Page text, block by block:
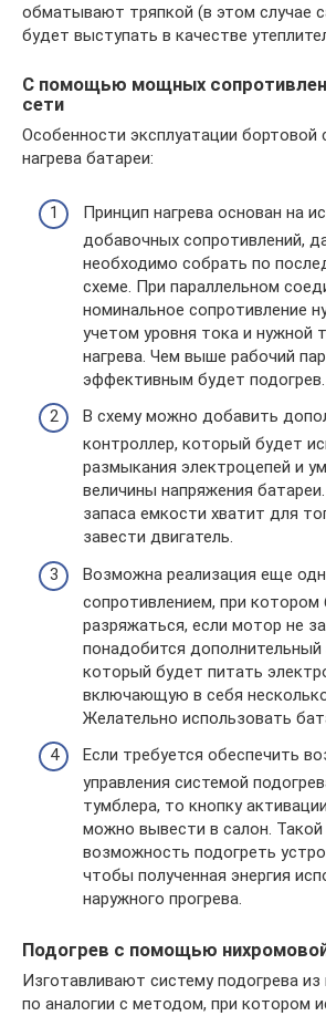
обматывают тряпкой (в этом случае
будет выступать в качестве
С помощью мощных
сети
Особенности эксплуатации
нагрева батареи:
Принцип нагрева основан на
добавочных сопротивлений,
необходимо собрать по
схеме. При параллельном
номинальное сопротивление
учетом уровня тока и нужной
нагрева. Чем выше рабочий
эффективным будет подогрев.
В схему можно добавить
контроллер, который будет
размыкания электроцепей и
величины напряжения
запаса емкости хватит для
завести двигатель.
Возможна реализация еще
сопротивлением, при котором
разряжаться, если мотор не
понадобится дополнительный
который будет питать
включающую в себя
Желательно использовать
Если требуется обеспечить
управления системой
тумблера, то кнопку
можно вывести в салон.
возможность подогреть
чтобы полученная энергия
наружного прогрева.
Подогрев с помощью
Изготавливают систему подогрева
по аналогии с методом, при котором